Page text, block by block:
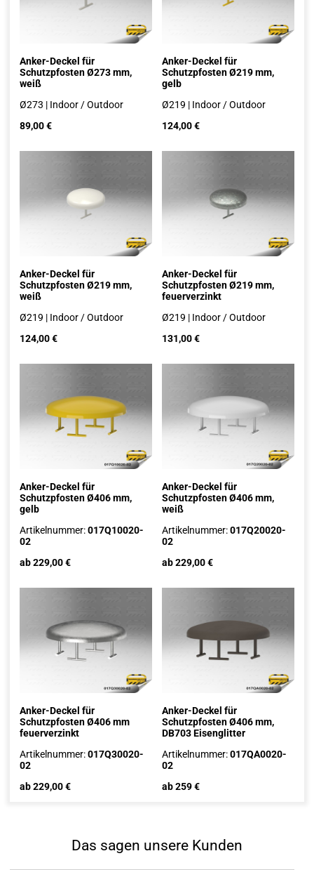
Anker-Deckel für
Schutzpfosten Ø273 mm,
weiß
Ø273 | Indoor / Outdoor
89,00€
Anker-Deckel für
Schutzpfosten Ø219 mm,
gelb
Ø219 | Indoor / Outdoor
124,00€
Anker-Deckel für
Schutzpfosten Ø219 mm,
weiß
Ø219 | Indoor / Outdoor
124,00€
Anker-Deckel für
Schutzpfosten Ø219 mm,
feuerverzinkt
Ø219 | Indoor / Outdoor
131,00€
Anker-Deckel für
Schutzpfosten Ø406 mm,
gelb
Artikelnummer:017Q10020-
02
ab 229,00 €
Anker-Deckel für
Schutzpfosten Ø406 mm,
weiß
Artikelnummer:017Q20020-
02
ab 229,00 €
Anker-Deckel für
Schutzpfosten Ø406 mm
feuerverzinkt
Artikelnummer:017Q30020-
02
ab 229,00 €
Anker-Deckel für
Schutzpfosten Ø406 mm,
DB703 Eisenglitter
Artikelnummer:017QA0020-
02
ab 259 €
Das sagen unsere Kunden